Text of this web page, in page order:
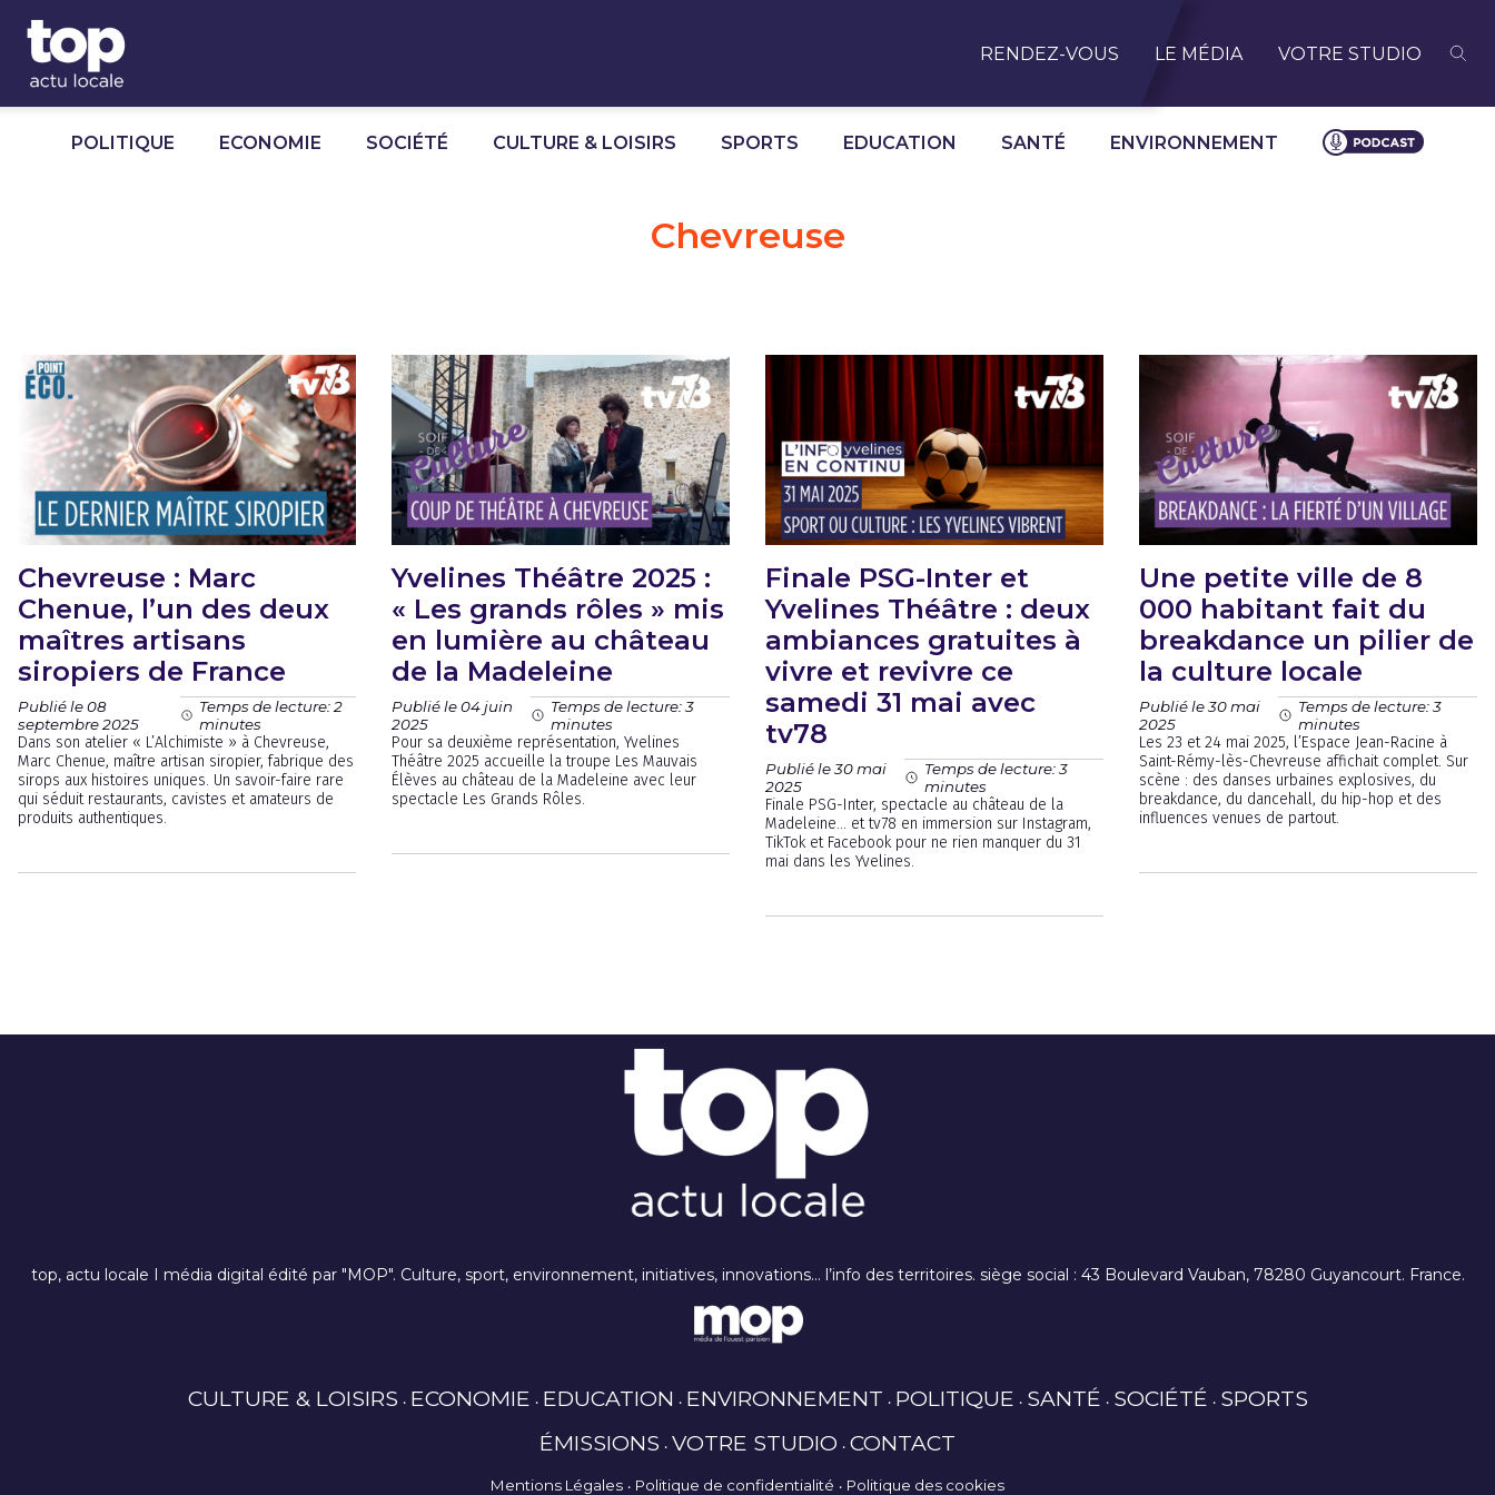
RENDEZ-VOUS LE MÉDIA VOTRE STUDIO
POLITIQUE ECONOMIE SOCIÉTÉ CULTURE & LOISIRS SPORTS EDUCATION SANTÉ ENVIRONNEMENT
Chevreuse
Chevreuse : Marc
Chenue, l’un des deux
maîtres artisans
siropiers de France
Publié le 08
septembre 2025
Temps de lecture: 2
minutes
Dans son atelier « L’Alchimiste » à Chevreuse,
Marc Chenue, maître artisan siropier, fabrique des
sirops aux histoires uniques. Un savoir-faire rare
qui séduit restaurants, cavistes et amateurs de
produits authentiques.
Yvelines Théâtre 2025 :
« Les grands rôles » mis
en lumière au château
de la Madeleine
Publié le 04 juin
2025
Temps de lecture: 3
minutes
Pour sa deuxième représentation, Yvelines
Théâtre 2025 accueille la troupe Les Mauvais
Élèves au château de la Madeleine avec leur
spectacle Les Grands Rôles.
Finale PSG-Inter et
Yvelines Théâtre : deux
ambiances gratuites à
vivre et revivre ce
samedi 31 mai avec
tv78
Publié le 30 mai
2025
Temps de lecture: 3
minutes
Finale PSG-Inter, spectacle au château de la
Madeleine… et tv78 en immersion sur Instagram,
TikTok et Facebook pour ne rien manquer du 31
mai dans les Yvelines.
Une petite ville de 8
000 habitant fait du
breakdance un pilier de
la culture locale
Publié le 30 mai
2025
Temps de lecture: 3
minutes
Les 23 et 24 mai 2025, l’Espace Jean-Racine à
Saint-Rémy-lès-Chevreuse affichait complet. Sur
scène : des danses urbaines explosives, du
breakdance, du dancehall, du hip-hop et des
influences venues de partout.
top, actu locale I média digital édité par "MOP". Culture, sport, environnement, initiatives, innovations… l’info des territoires. siège social : 43 Boulevard Vauban, 78280 Guyancourt. France.
CULTURE & LOISIRS ECONOMIE EDUCATION ENVIRONNEMENT POLITIQUE SANTÉ SOCIÉTÉ SPORTS
ÉMISSIONS VOTRE STUDIO CONTACT
Mentions Légales Politique de confidentialité Politique des cookies